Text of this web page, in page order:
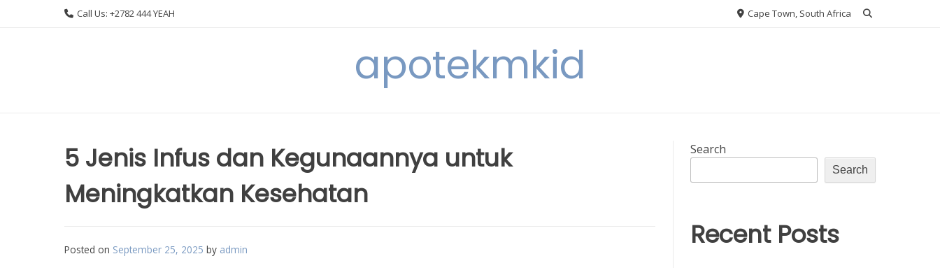
Call Us: +2782 444 YEAH Cape Town, South Africa
apotekmkid
5 Jenis Infus dan Kegunaannya untuk
Meningkatkan Kesehatan
Posted on September 25, 2025 by admin
Search
Search
Recent Posts